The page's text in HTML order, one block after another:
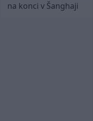
na konci v Šanghaji